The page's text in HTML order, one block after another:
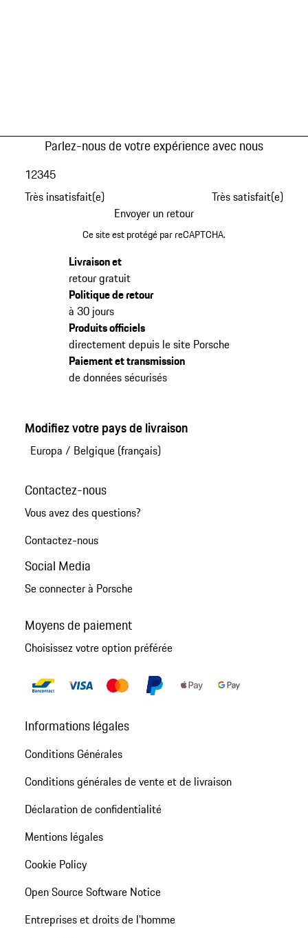
Parlez-nous de votre expérience avec nous
Très insatisfait(e)
12345
Très satisfait(e)
Envoyer un retour
Ce site est protégé par reCAPTCHA.
Livraison et
retour gratuit
Politique de retour
à 30 jours
Produits officiels
directement depuis le site Porsche
Paiement et transmission
de données sécurisés
Modifiez votre pays de livraison
Europa / Belgique (français)
Contactez-nous
Vous avez des questions?
Contactez-nous
Social Media
Se connecter à Porsche
Moyens de paiement
Choisissez votre option préférée
Informations légales
Conditions Générales
Conditions générales de vente et de livraison
Déclaration de confidentialité
Mentions légales
Cookie Policy
Open Source Software Notice
Entreprises et droits de l'homme